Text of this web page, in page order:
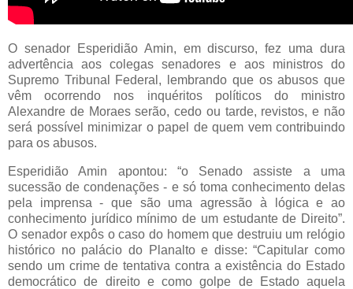
O senador Esperidião Amin, em discurso, fez uma dura
advertência aos colegas senadores e aos ministros do
Supremo Tribunal Federal, lembrando que os abusos que
vêm ocorrendo nos inquéritos políticos do ministro
Alexandre de Moraes serão, cedo ou tarde, revistos, e não
será possível minimizar o papel de quem vem contribuindo
para os abusos.
Esperidião Amin apontou: “o Senado assiste a uma
sucessão de condenações - e só toma conhecimento delas
pela imprensa - que são uma agressão à lógica e ao
conhecimento jurídico mínimo de um estudante de Direito”.
O senador expôs o caso do homem que destruiu um relógio
histórico no palácio do Planalto e disse: “Capitular como
sendo um crime de tentativa contra a existência do Estado
democrático de direito e como golpe de Estado aquela